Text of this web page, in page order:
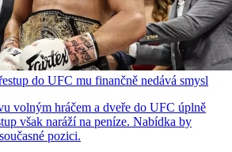
do UFC mu finančně nedává smysl
volným hráčem a dveře do UFC úplně
však naráží na peníze. Nabídka by
pozici.